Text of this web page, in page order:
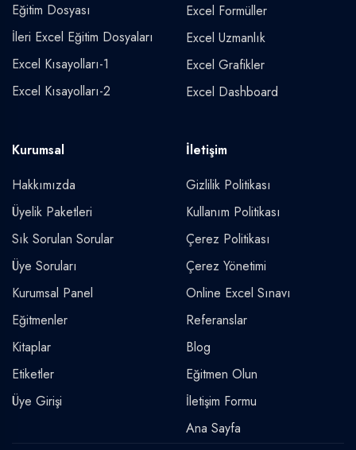
Eğitim Dosyası
İleri Excel Eğitim Dosyaları
Excel Kısayolları-1
Excel Kısayolları-2
Excel Formüller
Excel Uzmanlık
Excel Grafikler
Excel Dashboard
Kurumsal
Hakkımızda
Üyelik Paketleri
Sık Sorulan Sorular
Üye Soruları
Kurumsal Panel
Eğitmenler
Kitaplar
Etiketler
Üye Girişi
İletişim
Gizlilik Politikası
Kullanım Politikası
Çerez Politikası
Çerez Yönetimi
Online Excel Sınavı
Referanslar
Blog
Eğitmen Olun
İletişim Formu
Ana Sayfa